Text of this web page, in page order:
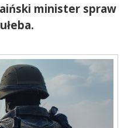
minister spraw